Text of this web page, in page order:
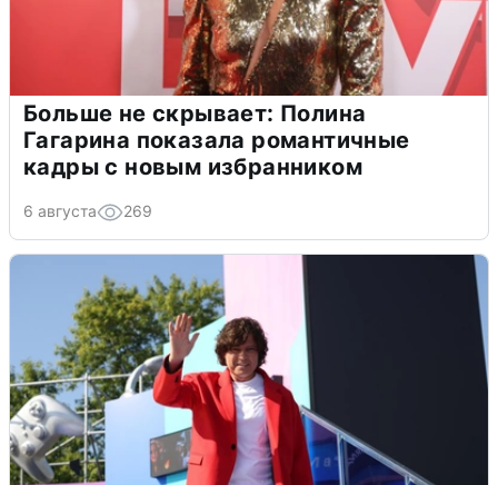
Больше не скрывает: Полина
Гагарина показала романтичные
кадры с новым избранником
6 августа 269